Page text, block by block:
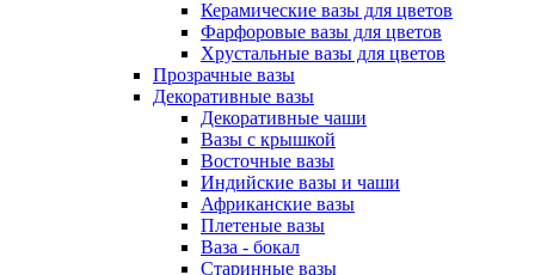
Керамические вазы для цветов
Фарфоровые вазы для цветов
Хрустальные вазы для цветов
Прозрачные вазы
Декоративные вазы
Декоративные чаши
Вазы с крышкой
Восточные вазы
Индийские вазы и чаши
Африканские вазы
Плетеные вазы
Ваза - бокал
Старинные вазы